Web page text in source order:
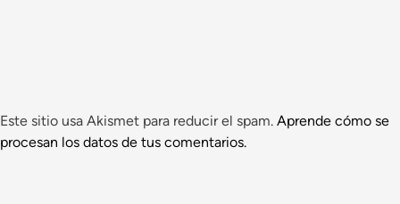
Este sitio usa Akismet para reducir el spam. Aprende cómo se
procesan los datos de tus comentarios.